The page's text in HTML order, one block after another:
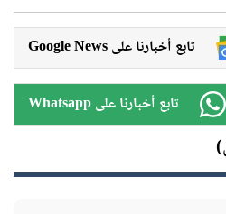
Google News تابع أخبارنا على
Whatsapp تابع أخبارنا على